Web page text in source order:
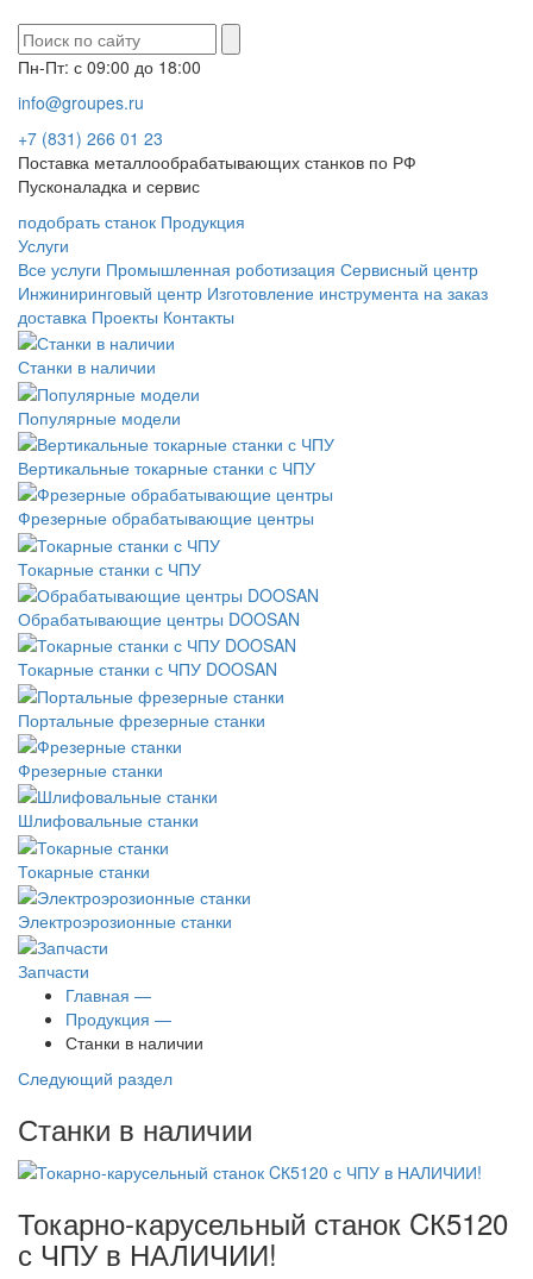
Пн-Пт: с 09:00 до 18:00
info@groupes.ru
+7 (831) 266 01 23
Поставка металлообрабатывающих станков по РФ
Пусконаладка и сервис
подобрать станок Продукция
Услуги
Все услуги Промышленная роботизация Сервисный центр
Инжиниринговый центр Изготовление инструмента на заказ
доставка Проекты Контакты
Станки в наличии
Популярные модели
Вертикальные токарные станки с ЧПУ
Фрезерные обрабатывающие центры
Токарные станки с ЧПУ
Обрабатывающие центры DOOSAN
Токарные станки с ЧПУ DOOSAN
Портальные фрезерные станки
Фрезерные станки
Шлифовальные станки
Токарные станки
Электроэрозионные станки
Запчасти
Главная —
Продукция —
Станки в наличии
Следующий раздел
Станки в наличии
Токарно-карусельный станок CК5120
с ЧПУ в НАЛИЧИИ!